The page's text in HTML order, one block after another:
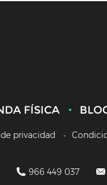
FÍSICA
privacidad
966 449 037